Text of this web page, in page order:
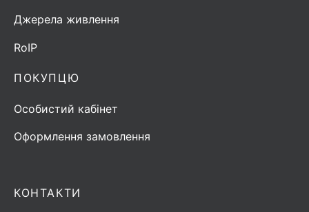
КОНТАКТИ
Джерела живлення
RoIP
ПОКУПЦЮ
Особистий кабінет
Оформлення замовлення